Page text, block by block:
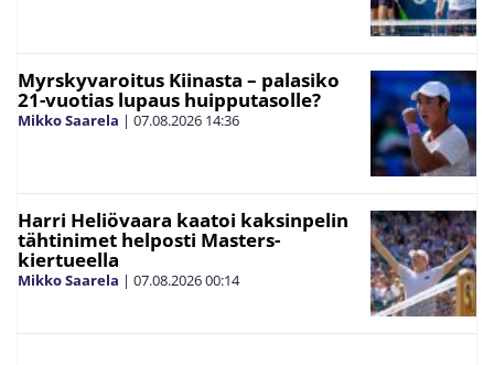
Myrskyvaroitus Kiinasta – palasiko
21-vuotias lupaus huipputasolle?
Mikko Saarela | 07.08.2026 14:36
Harri Heliövaara kaatoi kaksinpelin
tähtinimet helposti Masters-
kiertueella
Mikko Saarela | 07.08.202600:14